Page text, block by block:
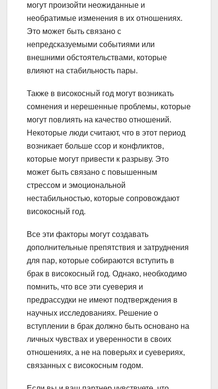
могут произойти неожиданные и
необратимые изменения в их отношениях.
Это может быть связано с
непредсказуемыми событиями или
внешними обстоятельствами, которые
влияют на стабильность пары.
Также в високосный год могут возникать
сомнения и нерешенные проблемы, которые
могут повлиять на качество отношений.
Некоторые люди считают, что в этот период
возникает больше ссор и конфликтов,
которые могут привести к разрыву. Это
может быть связано с повышенным
стрессом и эмоциональной
нестабильностью, которые сопровождают
високосный год.
Все эти факторы могут создавать
дополнительные препятствия и затруднения
для пар, которые собираются вступить в
брак в високосный год. Однако, необходимо
помнить, что все эти суеверия и
предрассудки не имеют подтверждения в
научных исследованиях. Решение о
вступлении в брак должно быть основано на
личных чувствах и уверенности в своих
отношениях, а не на поверьях и суевериях,
связанных с високосным годом.